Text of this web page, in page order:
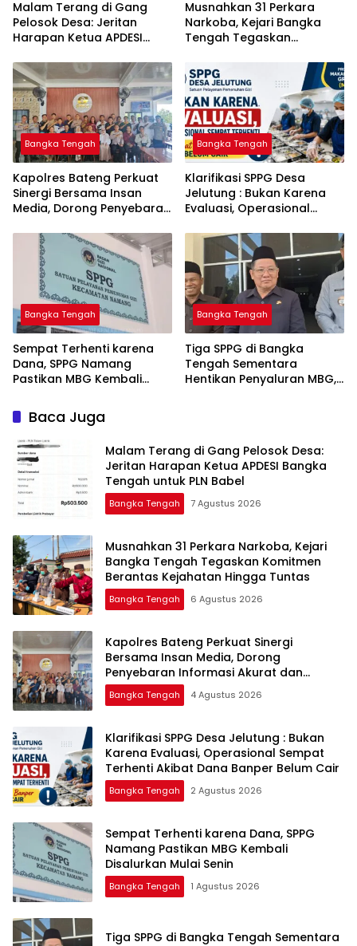
Malam Terang di Gang
Pelosok Desa: Jeritan
Harapan Ketua APDESI
Babel
Musnahkan 31 Perkara
Narkoba, Kejari Bangka
Tengah Tegaskan
Kejahatan Hingga Tuntas
Bangka Tengah
‎Kapolres Bateng Perkuat
Sinergi Bersama Insan
Media, Dorong Penyebaran
Layanan Polri 110
Bangka Tengah
‎Klarifikasi SPPG Desa
Jelutung : Bukan Karena
Evaluasi, Operasional
Dana Banper Belum Cair
Bangka Tengah
‎Sempat Terhenti karena
Dana, SPPG Namang
Pastikan MBG Kembali
Bangka Tengah
‎Tiga SPPG di Bangka
Tengah Sementara
Hentikan Penyaluran MBG,
Baca Juga
Malam Terang di Gang Pelosok Desa:
Jeritan Harapan Ketua APDESI Bangka
Tengah untuk PLN Babel
Bangka Tengah 7 Agustus 2026
Musnahkan 31 Perkara Narkoba, Kejari
Bangka Tengah Tegaskan Komitmen
Berantas Kejahatan Hingga Tuntas
Bangka Tengah 6 Agustus 2026
‎Kapolres Bateng Perkuat Sinergi
Bersama Insan Media, Dorong
Penyebaran Informasi Akurat dan
Layanan Polri 110
Bangka Tengah 4 Agustus 2026
‎Klarifikasi SPPG Desa Jelutung : Bukan
Karena Evaluasi, Operasional Sempat
Terhenti Akibat Dana Banper Belum Cair
Bangka Tengah 2 Agustus 2026
‎Sempat Terhenti karena Dana, SPPG
Namang Pastikan MBG Kembali
Disalurkan Mulai Senin
Bangka Tengah 1 Agustus 2026
‎Tiga SPPG di Bangka Tengah Sementara